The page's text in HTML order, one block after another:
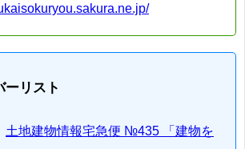
ーリスト
土地建物情報宅急便 №435 「建物を